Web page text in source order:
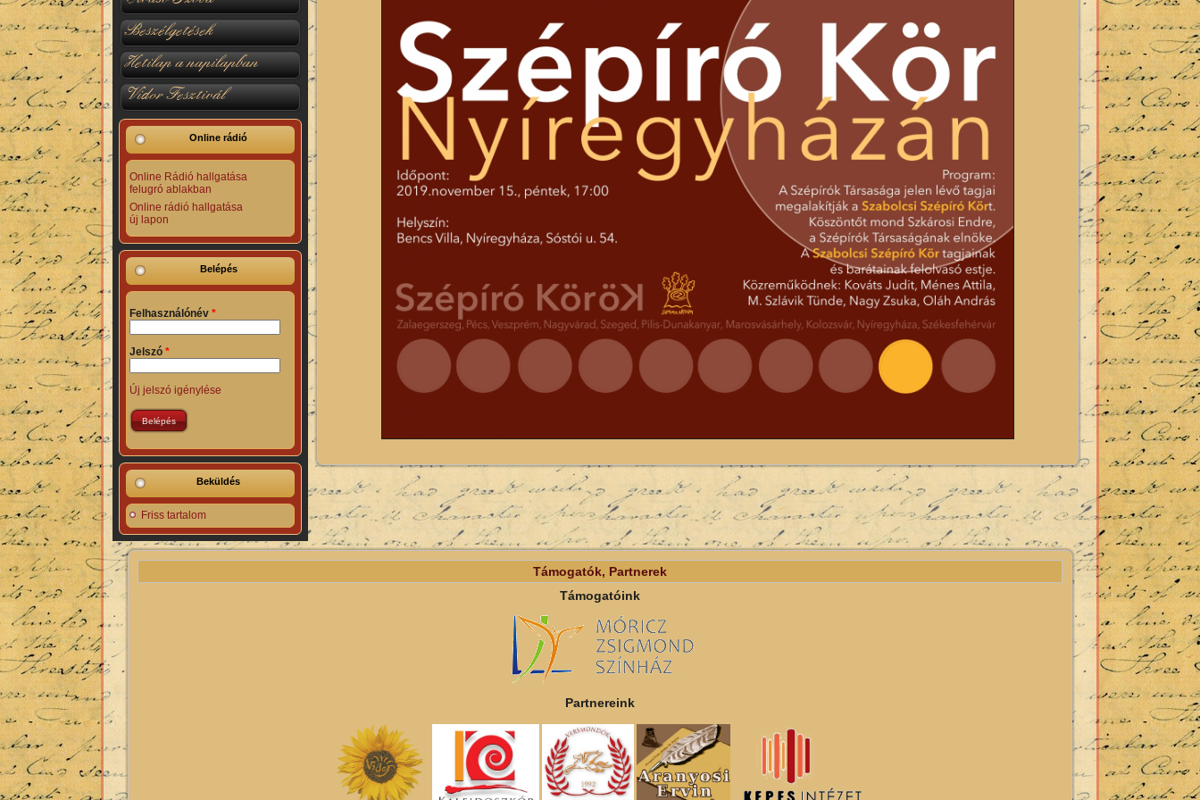
Beszélgetések
Hetilap a napilapban
Vidor Fesztivál
Online rádió
Online Rádió hallgatása
felugró ablakban
Online rádió hallgatása
új lapon
Belépés
Felhasználónév *
Jelszó *
Új jelszó igénylése
Beküldés
Friss tartalom
Támogatók, Partnerek
Támogatóink
Partnereink